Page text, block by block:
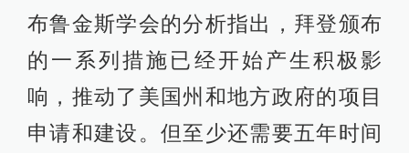
布鲁金斯学会的分析指出，拜登颁布
的一系列措施已经开始产生积极影
响，推动了美国州和地方政府的项目
申请和建设。但至少还需要五年时间